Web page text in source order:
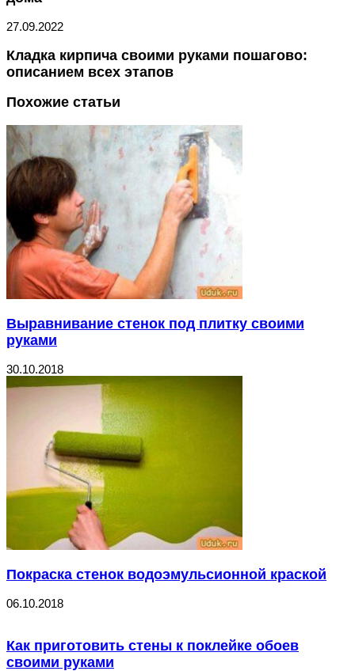
27.09.2022
Кладка кирпича своими руками пошагово:
описанием всех этапов
Похожие статьи
Выравнивание стенок под плитку своими
руками
30.10.2018
Покраска стенок водоэмульсионной краской
06.10.2018
Как приготовить стены к поклейке обоев
своими руками